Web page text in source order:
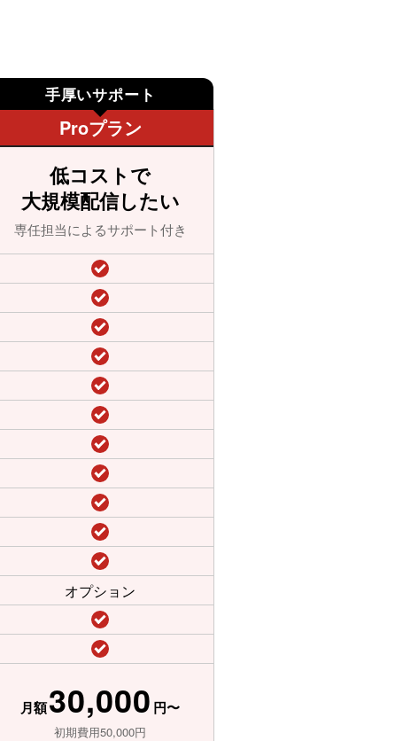
Proプラン
低コストで
大規模配信したい
専任担当によるサポート付き
オプション
月額30,000 円〜
初期費用50,000円